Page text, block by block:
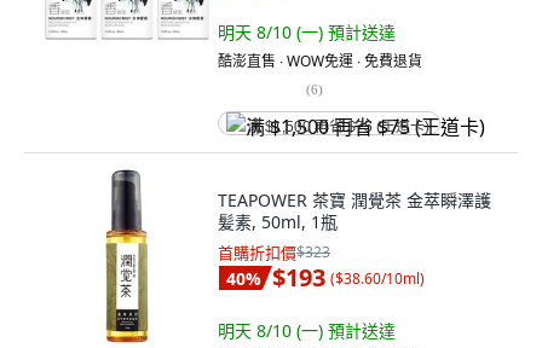
明天 8/10 (一) 預計送達
酷澎直售 ∙ WOW免運 ∙ 免費退貨
(6)
满 $1,500 再省 $75 (王道卡)
TEAPOWER 茶寶 潤覺茶 金萃瞬澤護
髪素, 50ml, 1瓶
首購折扣價$323
40% $193 ($38.60/10ml)
明天 8/10 (一) 預計送達